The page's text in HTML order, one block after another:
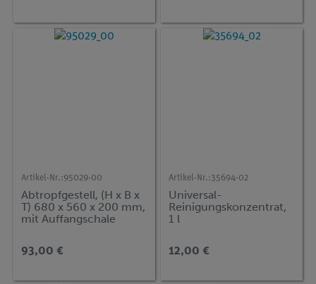
Artikel-Nr.:95029-00
Abtropfgestell, (H x B x
T) 680 x 560 x 200 mm,
mit Auffangschale
93,00 €
Artikel-Nr.:35694-02
Universal-
Reinigungskonzentrat,
1 l
12,00 €